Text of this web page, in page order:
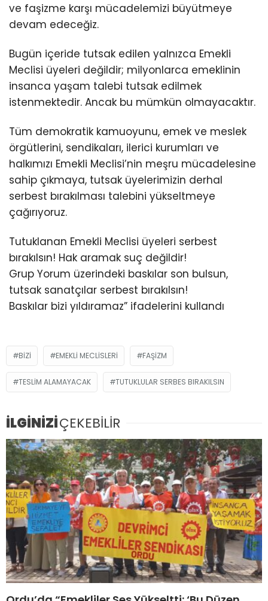
ve faşizme karşı mücadelemizi büyütmeye
devam edeceğiz.
Bugün içeride tutsak edilen yalnızca Emekli
Meclisi üyeleri değildir; milyonlarca emeklinin
insanca yaşam talebi tutsak edilmek
istenmektedir. Ancak bu mümkün olmayacaktır.
Tüm demokratik kamuoyunu, emek ve meslek
örgütlerini, sendikaları, ilerici kurumları ve
halkımızı Emekli Meclisi’nin meşru mücadelesine
sahip çıkmaya, tutsak üyelerimizin derhal
serbest bırakılması talebini yükseltmeye
çağırıyoruz.
Tutuklanan Emekli Meclisi üyeleri serbest
bırakılsın! Hak aramak suç değildir!
Grup Yorum üzerindeki baskılar son bulsun,
tutsak sanatçılar serbest bırakılsın!
Baskılar bizi yıldıramaz” ifadelerini kullandı
BIZI EMEKLI MECLISLERI FAŞIZM
TESLIM ALAMAYACAK TUTUKLULAR SERBES BIRAKILSIN
İLGİNİZİÇEKEBİLİR